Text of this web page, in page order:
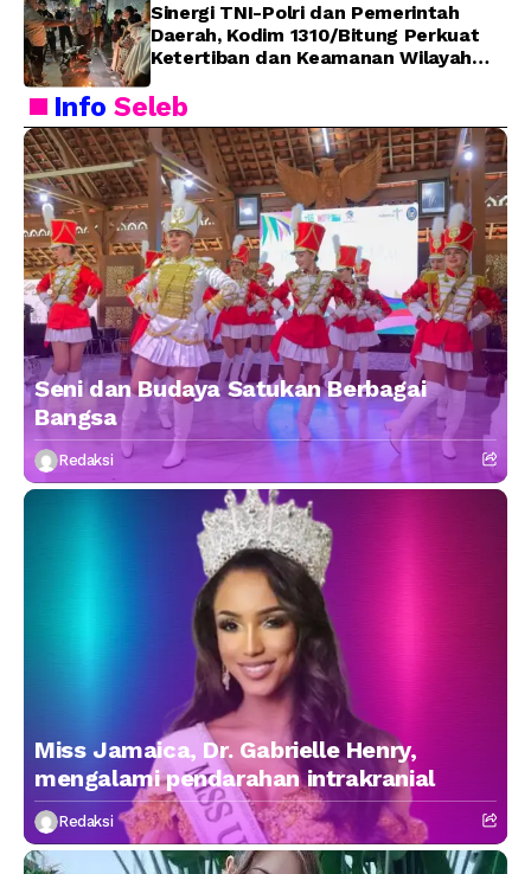
Sinergi TNI-Polri dan Pemerintah
Daerah, Kodim 1310/Bitung Perkuat
Ketertiban dan Keamanan Wilayah
InfoSeleb
Seni dan Budaya Satukan Berbagai
Bangsa
Redaksi
Miss Jamaica, Dr. Gabrielle Henry,
mengalami pendarahan intrakranial
Redaksi